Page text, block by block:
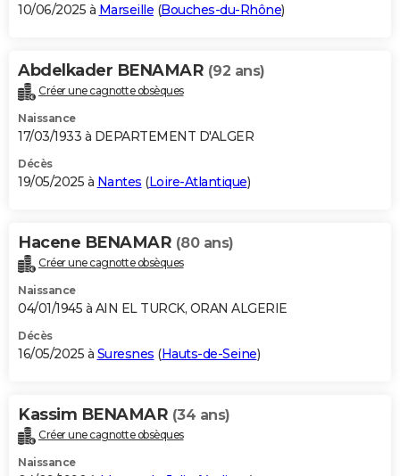
10/06/2025 à Marseille (Bouches-du-Rhône)
Abdelkader BENAMAR (92 ans)
Créer une cagnotte obsèques
Naissance
17/03/1933 à DEPARTEMENT D'ALGER
Décès
19/05/2025 à Nantes (Loire-Atlantique)
Hacene BENAMAR (80 ans)
Créer une cagnotte obsèques
Naissance
04/01/1945 à AIN EL TURCK, ORAN ALGERIE
Décès
16/05/2025 à Suresnes (Hauts-de-Seine)
Kassim BENAMAR (34 ans)
Créer une cagnotte obsèques
Naissance